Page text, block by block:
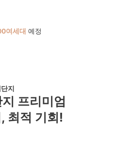
여세대 예정
지
프리미엄
최적 기회!